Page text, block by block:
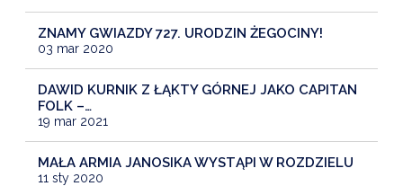
ZNAMY GWIAZDY 727. URODZIN ŻEGOCINY!
03 mar 2020
DAWID KURNIK Z ŁĄKTY GÓRNEJ JAKO CAPITAN
FOLK –…
19 mar 2021
MAŁA ARMIA JANOSIKA WYSTĄPI W ROZDZIELU
11 sty 2020